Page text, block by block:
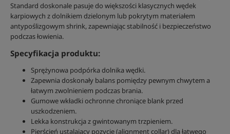
Standard doskonale pasuje do większości klasycznych wędek
karpiowych z dolnikiem dzielonym lub pokrytym materiałem
antypoślizgowym shrink, zapewniając stabilność i bezpieczeństwo
podczas łowienia.
Specyfikacja produktu:
Sprężynowa podpórka dolnika wędki.
Zapewnia doskonały balans pomiędzy pewnym chwytem a
łatwym zwolnieniem podczas brania.
Gumowe wkładki ochronne chroniące blank przed
uszkodzeniem.
Lekka konstrukcja z gwintowanym trzpieniem.
Pierścień ustalający pozycję (alignment collar) dla łatwego